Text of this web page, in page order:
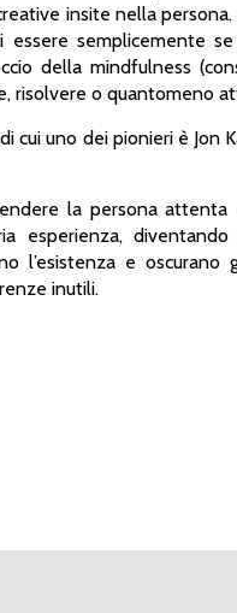
insite nella
semplicemente
della mindfulness
risolvere o quantomeno
cui uno dei pionieri è
la persona
esperienza,
l’esistenza e
inutili.